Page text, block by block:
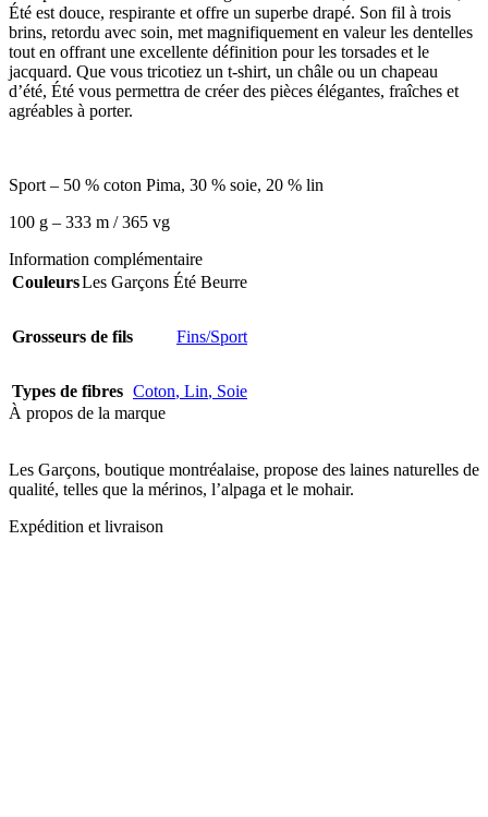
Été est douce, respirante et offre un superbe drapé. Son fil à trois
brins, retordu avec soin, met magnifiquement en valeur les dentelles
tout en offrant une excellente définition pour les torsades et le
jacquard. Que vous tricotiez un t-shirt, un châle ou un chapeau
d’été, Été vous permettra de créer des pièces élégantes, fraîches et
agréables à porter.
Sport – 50 % coton Pima, 30 % soie, 20 % lin
100 g – 333 m / 365 vg
Information complémentaire
CouleursLes Garçons Été Beurre
Grosseurs de fils Fins/Sport
Types de fibres Coton, Lin, Soie
À propos de la marque
Les Garçons, boutique montréalaise, propose des laines naturelles de
qualité, telles que la mérinos, l’alpaga et le mohair.
Expédition et livraison